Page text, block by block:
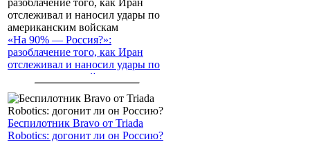
«На 90% — Россия?»:
разоблачение того, как Иран
отслеживал и наносил удары по
американским войскам
Беспилотник Bravo от Triada
Robotics: догонит ли он Россию?